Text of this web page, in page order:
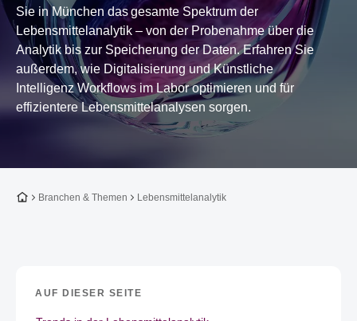
Sie in München das gesamte Spektrum der
Lebensmittelanalytik – von der Probenahme über die
Analytik bis zur Speicherung der Daten. Erfahren Sie
außerdem, wie Digitalisierung und Künstliche
Intelligenz Workflows im Labor optimieren und für
effizientere Lebensmittelanalysen sorgen.
Zur Startseite
Branchen & Themen Lebensmittelanalytik
AUF DIESER SEITE